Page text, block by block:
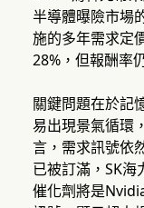
半導體曝險市場
施的多年需求定
28%，但報酬率
關鍵問題在於記
易出現景氣循環
言，需求訊號依
已被訂滿，SK
催化劑將是